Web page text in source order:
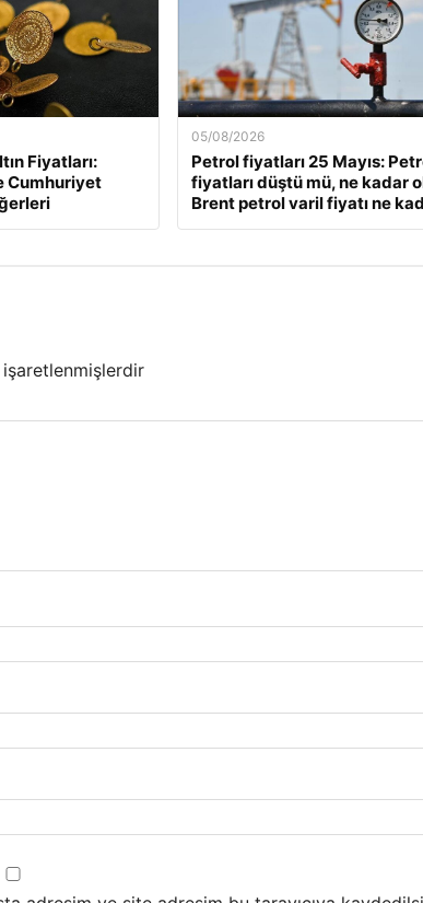
Fiyatları:
Cumhuriyet
05/08/2026
Petrol fiyatları 25 Mayıs:
fiyatları düştü mü, ne kadar
Brent petrol varil fiyatı ne
işaretlenmişlerdir